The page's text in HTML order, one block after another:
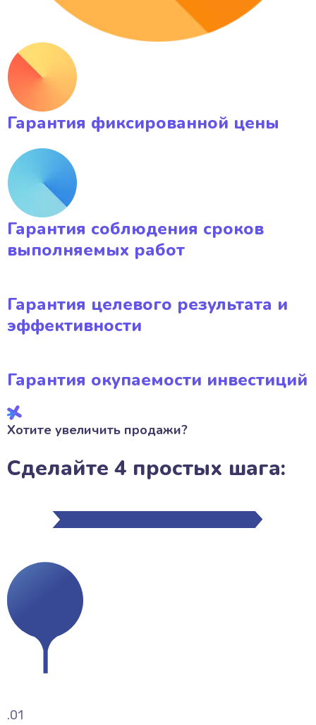
Гарантия фиксированной цены
Гарантия соблюдения сроков
выполняемых работ
Гарантия целевого результата и
эффективности
Гарантия окупаемости инвестиций
Хотите увеличить продажи?
Сделайте 4 простых шага:
.01